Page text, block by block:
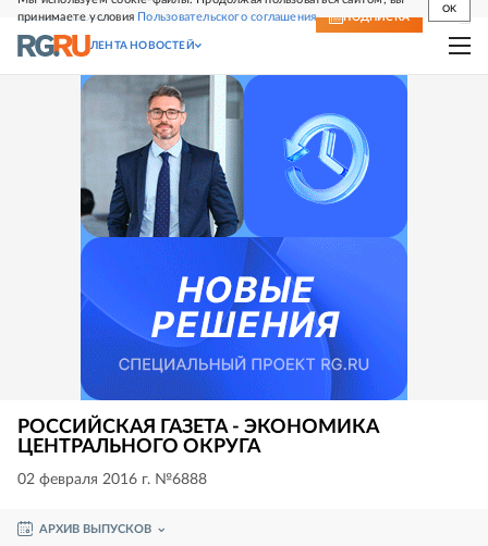
принимаете условия Пользовательского соглашения
OK
СВЕЖИЙ НОМЕР ПОДПИСКА
ЛЕНТА НОВОСТЕЙ
РОССИЙСКАЯ ГАЗЕТА - ЭКОНОМИКА
ЦЕНТРАЛЬНОГО ОКРУГА
02 февраля 2016 г. №6888
АРХИВ ВЫПУСКОВ